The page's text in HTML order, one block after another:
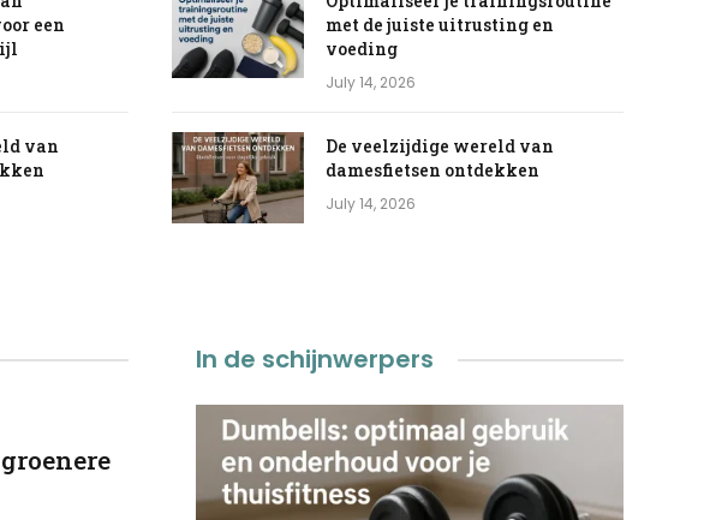
een
van
met de juiste uitrusting en
voeding
July 14, 2026
De veelzijdige wereld van
damesfietsen ontdekken
July 14, 2026
In de schijnwerpers